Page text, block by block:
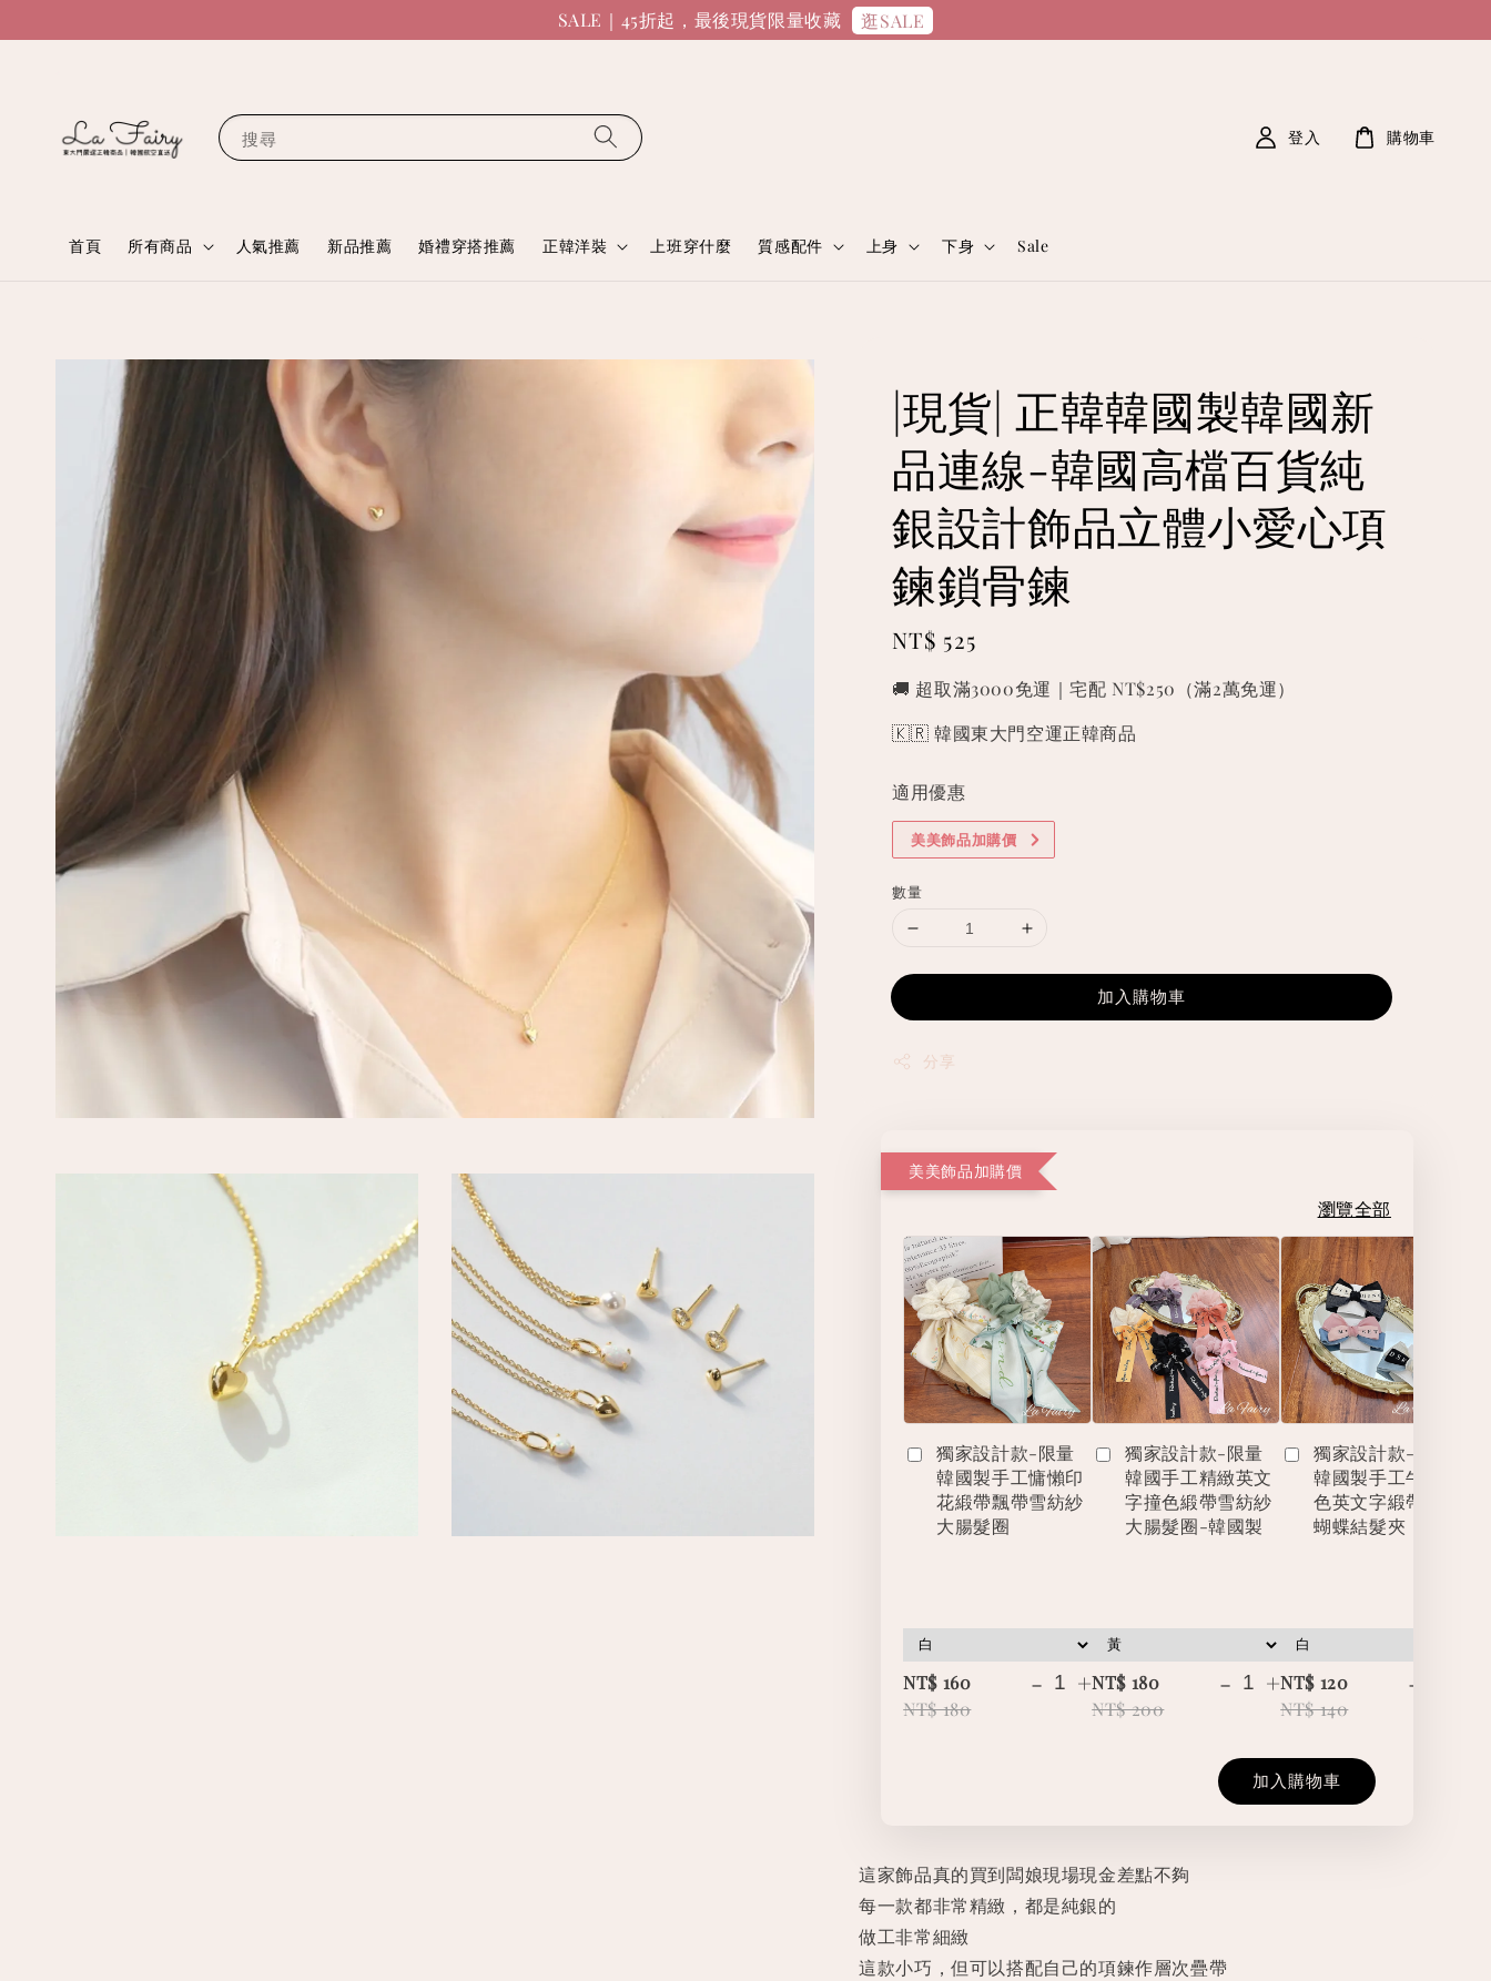
SALE｜45折起，最後現貨限量收藏 逛SALE
搜尋
首頁 所有商品 人氣推薦 新品推薦 婚禮穿搭推薦 正韓洋裝 上班穿什麼 質感配件 上身 下身 Sale
登入 購物車
|現貨| 正韓韓國製韓國新
品連線-韓國高檔百貨純
銀設計飾品立體小愛心項
鍊鎖骨鍊
Regular
NT$ 525
🚚 超取滿3000免運｜宅配 NT$250（滿2萬免運）
🇰🇷 韓國東大門空運正韓商品
適用優惠
美美飾品加購價
數量
加入購物車
分享
美美飾品加購價
瀏覽全部
獨家設計款-限量
韓國製手工慵懶印
花緞帶飄帶雪紡紗
大腸髮圈
NT$ 160
NT$ 180
- +
獨家設計款-限量
韓國手工精緻英文
字撞色緞帶雪紡紗
大腸髮圈-韓國製
NT$ 180
NT$ 200
- +
獨家設計款-限量
韓國製手工牛仔撞
色英文字緞帶立體
蝴蝶結髮夾
NT$ 120
NT$ 140
-
加入購物車
這家飾品真的買到闆娘現場現金差點不夠
每一款都非常精緻，都是純銀的
做工非常細緻
這款小巧，但可以搭配自己的項鍊作層次疊帶